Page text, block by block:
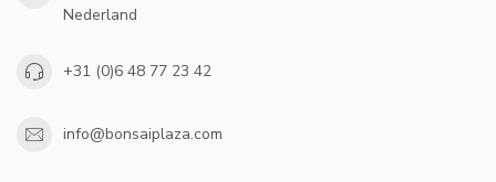
Nederland
+31 (0)6 48 77 23 42
info@bonsaiplaza.com